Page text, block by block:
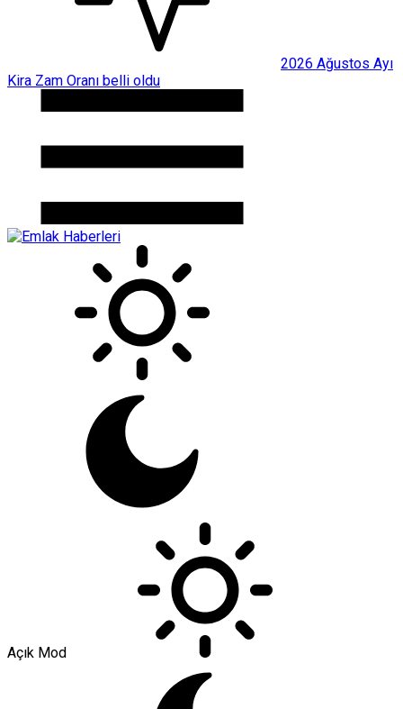
2026 Ağustos Ayı
Kira Zam Oranı belli oldu
Açık Mod